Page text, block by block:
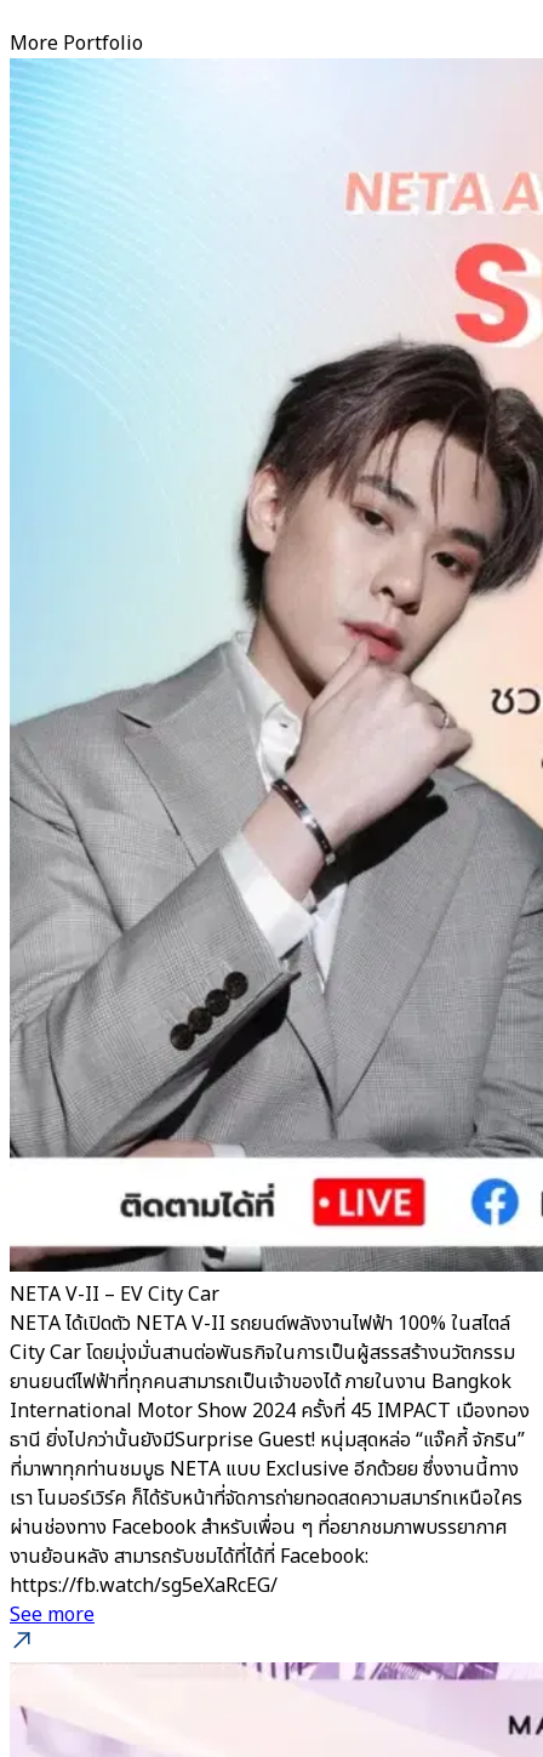
More Portfolio
NETA V-II – EV City Car
NETA ได้เปิดตัว NETA V-II รถยนต์พลังงานไฟฟ้า 100% ในสไตล์
City Car โดยมุ่งมั่นสานต่อพันธกิจในการเป็นผู้สรรสร้างนวัตกรรม
ยานยนต์ไฟฟ้าที่ทุกคนสามารถเป็นเจ้าของได้ ภายในงาน Bangkok
International Motor Show 2024 ครั้งที่ 45 IMPACT เมืองทอง
ธานี ยิ่งไปกว่านั้นยังมีSurprise Guest! หนุ่มสุดหล่อ “แจ๊คกี้ จักริน”
ที่มาพาทุกท่านชมบูธ NETA แบบ Exclusive อีกด้วยย ซึ่งงานนี้ทาง
เรา โนมอร์เวิร์ค ก็ได้รับหน้าที่จัดการถ่ายทอดสดความสมาร์ทเหนือใคร
ผ่านช่องทาง Facebook สำหรับเพื่อน ๆ ที่อยากชมภาพบรรยากาศ
งานย้อนหลัง สามารถรับชมได้ที่ได้ที่ Facebook:
https://fb.watch/sg5eXaRcEG/
See more